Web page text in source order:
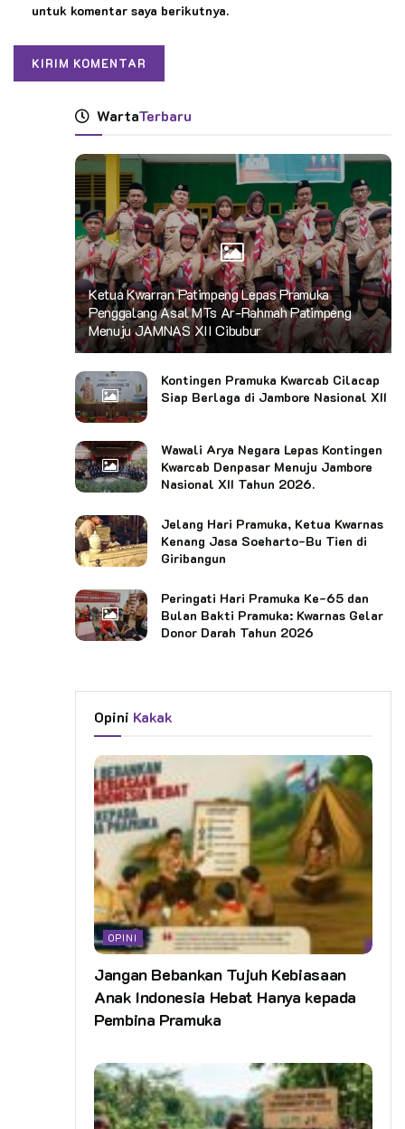
untuk komentar saya berikutnya.
WartaTerbaru
Ketua Kwarran Patimpeng Lepas Pramuka
Penggalang Asal MTs Ar-Rahmah Patimpeng
Menuju JAMNAS XII Cibubur
Kontingen Pramuka Kwarcab Cilacap
Siap Berlaga di Jambore Nasional XII
Wawali Arya Negara Lepas Kontingen
Kwarcab Denpasar Menuju Jambore
Nasional XII Tahun 2026.
Jelang Hari Pramuka, Ketua Kwarnas
Kenang Jasa Soeharto-Bu Tien di
Giribangun
Peringati Hari Pramuka Ke-65 dan
Bulan Bakti Pramuka: Kwarnas Gelar
Donor Darah Tahun 2026
Opini Kakak
OPINI
Jangan Bebankan Tujuh Kebiasaan
Anak Indonesia Hebat Hanya kepada
Pembina Pramuka